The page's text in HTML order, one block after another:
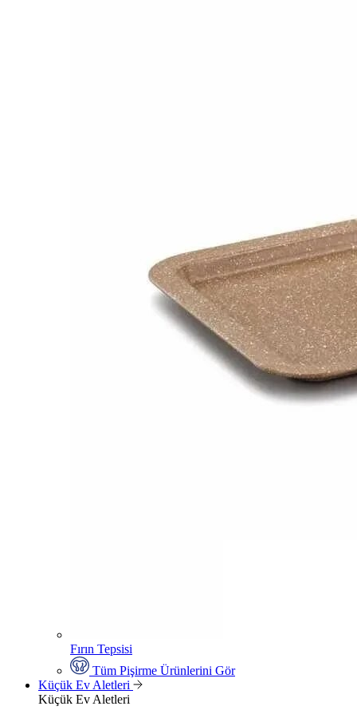
Fırın Tepsisi
Tüm Pişirme Ürünlerini Gör
Küçük Ev Aletleri
Küçük Ev Aletleri